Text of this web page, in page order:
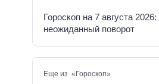
Гороскоп на 7 августа
неожиданный поворот
Еще из «Гороскоп»